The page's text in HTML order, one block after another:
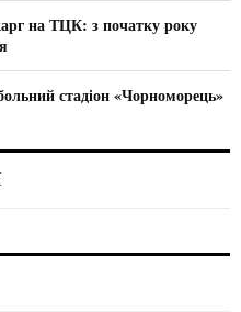
на ТЦК: з початку року
стадіон «Чорноморець»